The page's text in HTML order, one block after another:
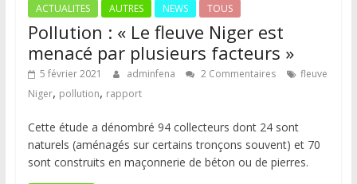
ACTUALITES AUTRES NEWS TOUS
Pollution : « Le fleuve Niger est
menacé par plusieurs facteurs »
5 février 2021 adminfena 2 Commentaires
fleuve
Niger, pollution, rapport
Cette étude a dénombré 94 collecteurs dont 24 sont
naturels (aménagés sur certains tronçons souvent) et 70
sont construits en maçonnerie de béton ou de pierres.